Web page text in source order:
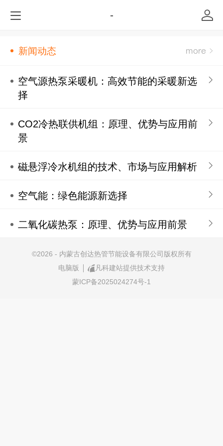
-
新闻动态
空气源热泵采暖机：高效节能的采暖新选
择
CO2冷热联供机组：原理、优势与应用前
景
磁悬浮冷水机组的技术、市场与应用解析
空气能：绿色能源新选择
二氧化碳热泵：原理、优势与应用前景
©2026 - 内蒙古创达热管节能设备有限公司版权所有
电脑版
凡科建站提供技术支持
蒙ICP备2025024274号-1